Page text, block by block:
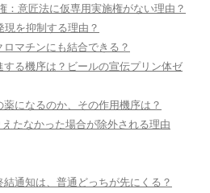
：意匠法に仮専用実施権がない理由？
を抑制する理由？
マチンにも結合できる？
る機序は？ビールの宣伝プリン体ゼ
になるのか、その作用機序は？
たなかった場合が除外される理由
通知は、普通どっちが先にくる？